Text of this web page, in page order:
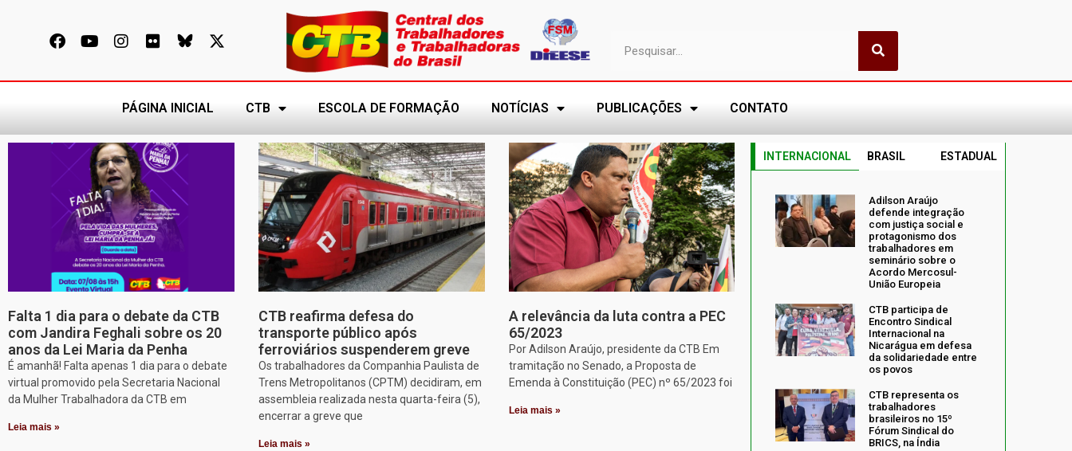
PÁGINA INICIAL CTB ESCOLA DE FORMAÇÃO NOTÍCIAS PUBLICAÇÕES CONTATO
Falta 1 dia para o debate da CTB
com Jandira Feghali sobre os 20
anos da Lei Maria da Penha
É amanhã! Falta apenas 1 dia para o debate
virtual promovido pela Secretaria Nacional
da Mulher Trabalhadora da CTB em
Leia mais »
CTB reafirma defesa do
transporte público após
ferroviários suspenderem greve
Os trabalhadores da Companhia Paulista de
Trens Metropolitanos (CPTM) decidiram, em
assembleia realizada nesta quarta-feira (5),
encerrar a greve que
Leia mais »
A relevância da luta contra a PEC
65/2023
Por Adilson Araújo, presidente da CTB Em
tramitação no Senado, a Proposta de
Emenda à Constituição (PEC) nº 65/2023 foi
Leia mais »
INTERNACIONAL BRASIL ESTADUAL
Adilson Araújo
defende integração
com justiça social e
protagonismo dos
trabalhadores em
seminário sobre o
Acordo Mercosul-
União Europeia
CTB participa de
Encontro Sindical
Internacional na
Nicarágua em defesa
da solidariedade entre
os povos
CTB representa os
trabalhadores
brasileiros no 15º
Fórum Sindical do
BRICS, na Índia